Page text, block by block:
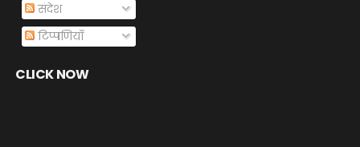
संदेश
टिप्पणियाँ
CLICK NOW